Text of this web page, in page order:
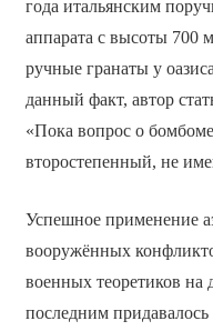
года итальянским
аппарата с высоты 700
ручные гранаты у
данный факт, автор
«Пока вопрос о
второстепенный, не
Успешное применение
вооружённых
военных теоретиков на
последним